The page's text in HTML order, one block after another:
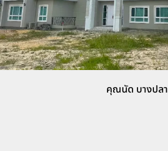
คุณนัด บางปลา